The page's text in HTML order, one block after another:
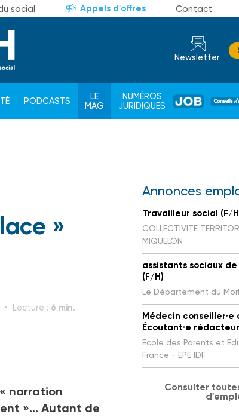
social Appels d'offres Contact
Newsletter
PODCASTS
LE
MAG
NUMÉROS
JURIDIQUES
JOB
»
Lecture : 6 min.
narration
»… Autant de
Annonces
Travailleur social (F/
COLLECTIVITE
MIQUELON
assistants sociaux
(F/H)
Le Département du
Médecin conseiller·e
Écoutant·e
Ecole des Parents et
France - EPE IDF
Consulter